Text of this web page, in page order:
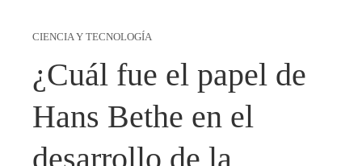
CIENCIA Y TECNOLOGÍA
¿Cuál fue el papel de
Hans Bethe en el
desarrollo de la